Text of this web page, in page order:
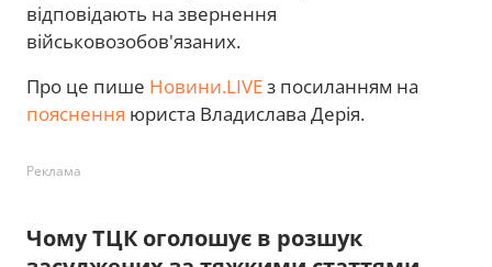
відповідають на звернення
військовозобов'язаних.
Про це пише Новини.LIVEз посиланням на
пояснення юриста Владислава Дерія.
Реклама
Чому ТЦК оголошує в розшук